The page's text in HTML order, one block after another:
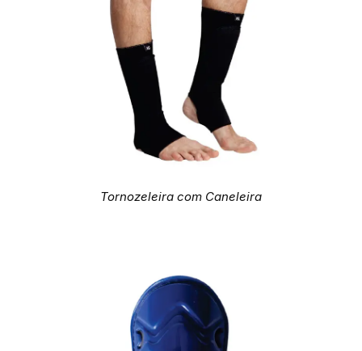
Tornozeleira com Caneleira